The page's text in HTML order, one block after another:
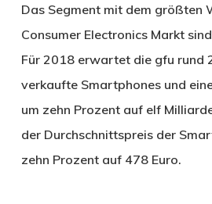
Das Segment mit dem größten
Consumer Electronics Markt
Für 2018 erwartet die gfu rund
verkaufte Smartphones und
um zehn Prozent auf elf
der Durchschnittspreis der
zehn Prozent auf 478 Euro.